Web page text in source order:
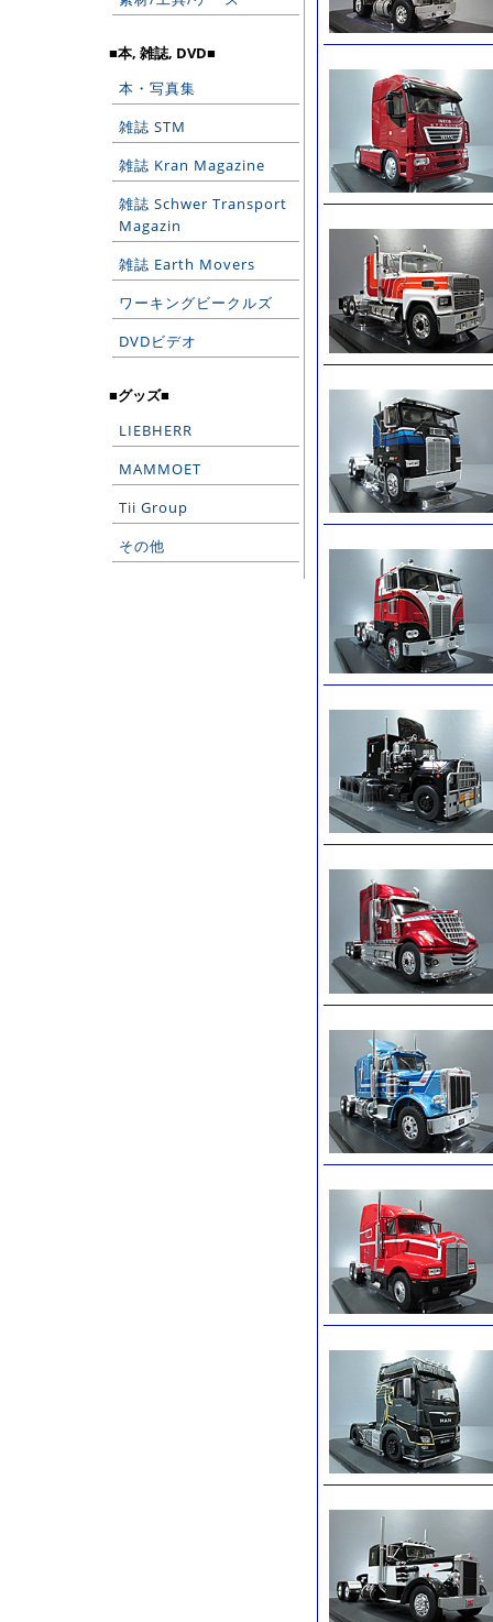
■本, 雑誌, DVD■
本・写真集
雑誌 STM
雑誌 Kran Magazine
雑誌 Schwer Transport
Magazin
雑誌 Earth Movers
ワーキングビークルズ
DVDビデオ
■グッズ■
LIEBHERR
MAMMOET
Tii Group
その他